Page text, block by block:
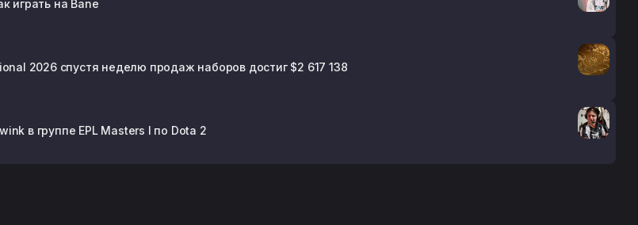
играть на Bane
2026 спустя неделю продаж наборов достиг $2 617 138
в группе EPL Masters I по Dota 2